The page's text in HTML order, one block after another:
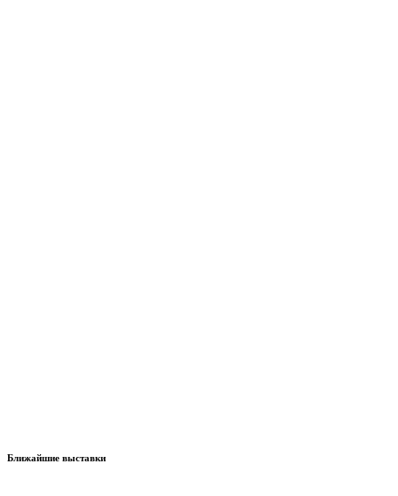
Ближайшие выставки